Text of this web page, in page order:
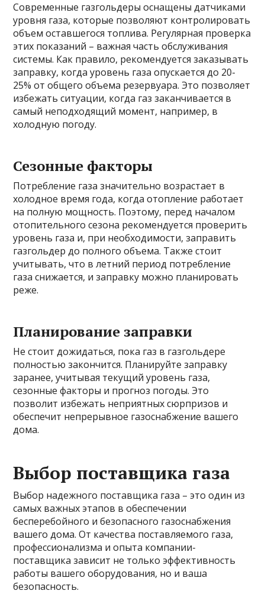
Современные газгольдеры оснащены датчиками
уровня газа, которые позволяют контролировать
объем оставшегося топлива. Регулярная проверка
этих показаний – важная часть обслуживания
системы. Как правило, рекомендуется заказывать
заправку, когда уровень газа опускается до 20-
25% от общего объема резервуара. Это позволяет
избежать ситуации, когда газ заканчивается в
самый неподходящий момент, например, в
холодную погоду.
Сезонные факторы
Потребление газа значительно возрастает в
холодное время года, когда отопление работает
на полную мощность. Поэтому, перед началом
отопительного сезона рекомендуется проверить
уровень газа и, при необходимости, заправить
газгольдер до полного объема. Также стоит
учитывать, что в летний период потребление
газа снижается, и заправку можно планировать
реже.
Планирование заправки
Не стоит дожидаться, пока газ в газгольдере
полностью закончится. Планируйте заправку
заранее, учитывая текущий уровень газа,
сезонные факторы и прогноз погоды. Это
позволит избежать неприятных сюрпризов и
обеспечит непрерывное газоснабжение вашего
дома.
Выбор поставщика газа
Выбор надежного поставщика газа – это один из
самых важных этапов в обеспечении
бесперебойного и безопасного газоснабжения
вашего дома. От качества поставляемого газа,
профессионализма и опыта компании-
поставщика зависит не только эффективность
работы вашего оборудования, но и ваша
безопасность.